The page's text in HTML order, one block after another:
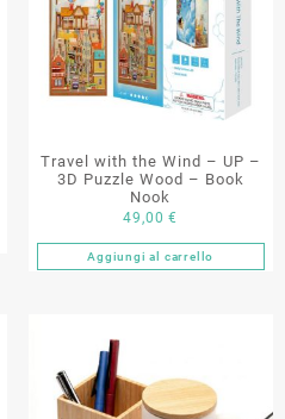
Travel with the Wind – UP –
3D Puzzle Wood – Book
Nook
49,00€
Aggiungi al carrello